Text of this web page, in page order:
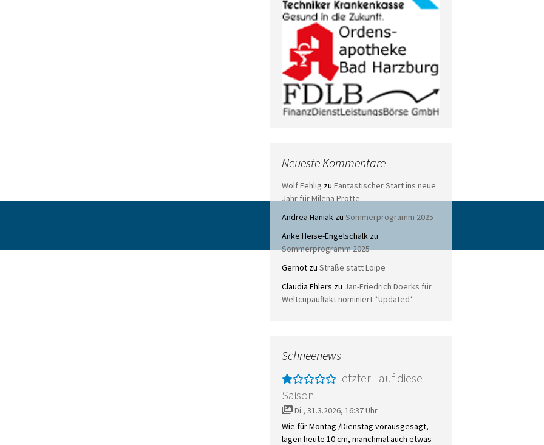
Neueste Kommentare
Wolf Fehlig zu Fantastischer Start ins neue
Jahr für Milena Protte
Andrea Haniak zu Sommerprogramm 2025
Anke Heise-Engelschalk zu
Sommerprogramm 2025
Gernot zu Straße statt Loipe
Claudia Ehlers zu Jan-Friedrich Doerks für
Weltcupauftakt nominiert *Updated*
Schneenews
Letzter Lauf diese
Saison
Di., 31.3.2026, 16:37 Uhr
Wie für Montag /Dienstag vorausgesagt,
lagen heute 10 cm, manchmal auch etwas